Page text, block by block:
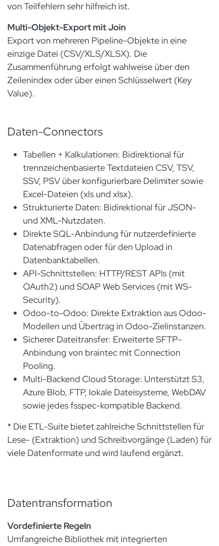
von Teilfehlern sehr hilfreich ist.
Multi-Objekt-Export mit Join
Export von mehreren Pipeline-Objekte in eine
einzige Datei (CSV/XLS/XLSX). Die
Zusammenführung erfolgt wahlweise über den
Zeilenindex oder über einen Schlüsselwert (Key
Value).
Daten-Connectors
Tabellen + Kalkulationen: Bidirektional für
trennzeichenbasierte Textdateien CSV, TSV,
SSV, PSV über konfigurierbare Delimiter sowie
Excel-Dateien (xls und xlsx).
Strukturierte Daten: Bidirektional für JSON-
und XML-Nutzdaten.
Direkte SQL-Anbindung für nutzerdefinierte
Datenabfragen oder für den Upload in
Datenbanktabellen.
API-Schnittstellen: HTTP/REST APIs (mit
OAuth2) und SOAP Web Services (mit WS-
Security).
Odoo-to-Odoo: Direkte Extraktion aus Odoo-
Modellen und Übertrag in Odoo-Zielinstanzen.
Sicherer Dateitransfer: Erweiterte SFTP-
Anbindung von braintec mit Connection
Pooling.
Multi-Backend Cloud Storage: Unterstützt S3,
Azure Blob, FTP, lokale Dateisysteme, WebDAV
sowie jedes fsspec-kompatible Backend.
* Die ETL-Suite bietet zahlreiche Schnittstellen für
Lese- (Extraktion) und Schreibvorgänge (Laden) für
viele Datenformate und wird laufend ergänzt.
Datentransformation
Vordefinierte Regeln
Umfangreiche Bibliothek mit integrierten